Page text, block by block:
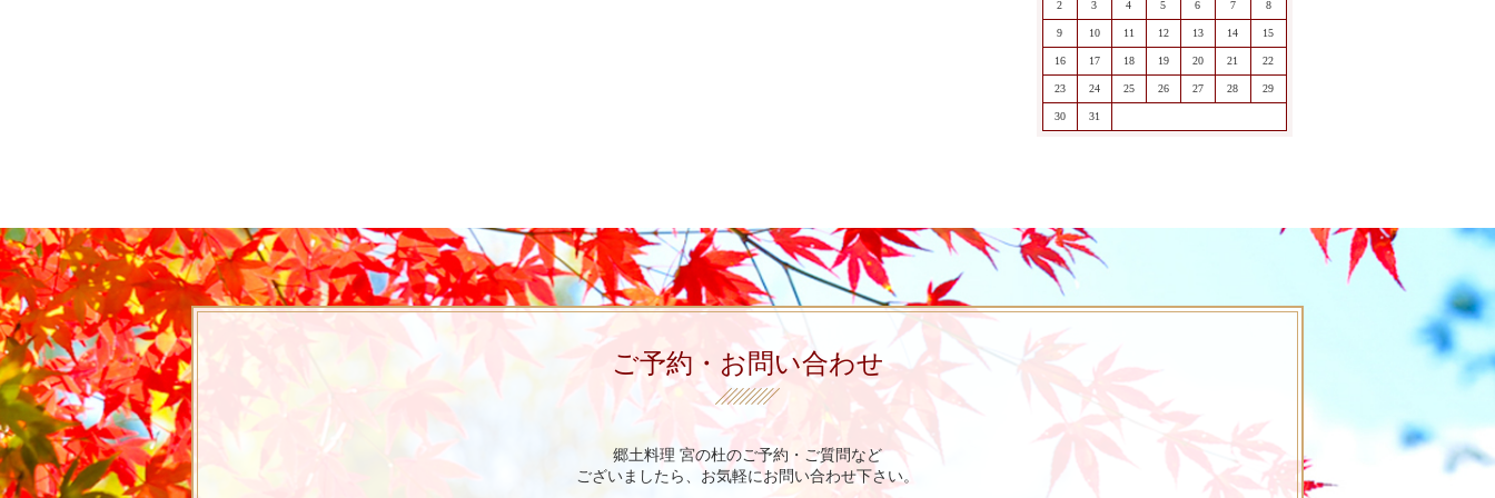
2 3 4 5 6 7 8
9 10 11 12 13 14 15
16 17 18 19 20 21 22
23 24 25 26 27 28 29
30 31
ご予約・お問い合わせ
郷土料理 宮の杜のご予約・ご質問など
ございましたら、お気軽にお問い合わせ下さい。